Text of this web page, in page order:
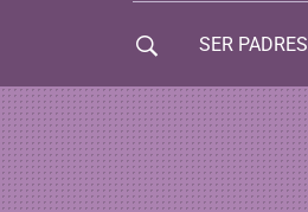
SER PADRES